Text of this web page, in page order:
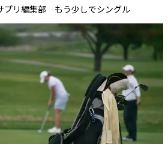
プリ編集部 もう少しでシングル